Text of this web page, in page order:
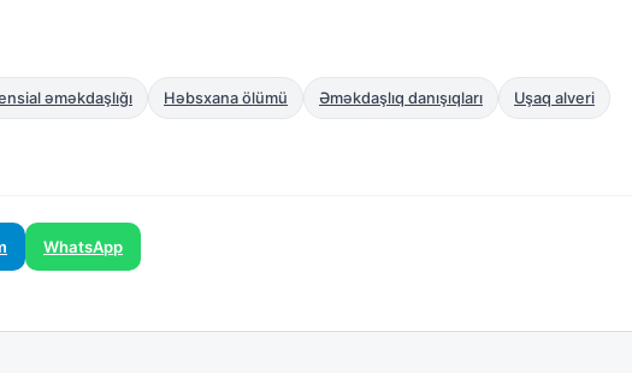
əməkdaşlığı Həbsxana ölümü Əməkdaşlıq danışıqları Uşaq alveri
WhatsApp